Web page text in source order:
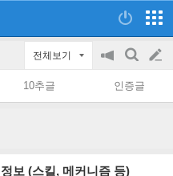
전체보기
공
on/off
검
색
글
쓰
10추글 인증글
보 (스킬, 메커니즘 등)